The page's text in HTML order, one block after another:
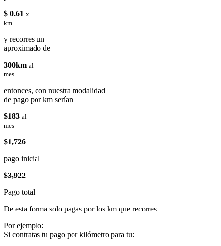
$ 0.61 x
km
y recorres un
aproximado de
300km al
mes
entonces, con nuestra modalidad
de pago por km serían
$183 al
mes
$1,726
pago inicial
$3,922
Pago total
De esta forma solo pagas por los km que recorres.
Por ejemplo:
Si contratas tu pago por kilómetro para tu: